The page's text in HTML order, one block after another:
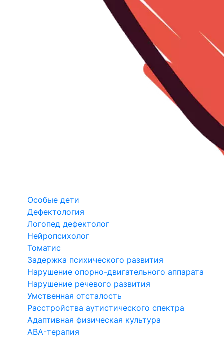
Особые дети
Дефектология
Логопед дефектолог
Нейропсихолог
Томатис
Задержка психического развития
Нарушение опорно-двигательного аппарата
Нарушение речевого развития
Умственная отсталость
Расстройства аутистического спектра
Адаптивная физическая культура
ABA-терапия